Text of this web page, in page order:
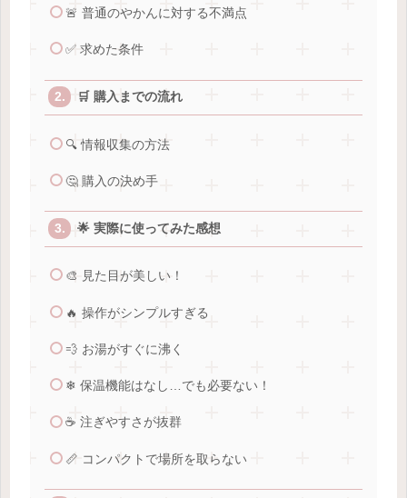
🚨 普通のやかんに対する不満点
✅ 求めた条件
🛒 購入までの流れ
🔍 情報収集の方法
🤔 購入の決め手
🌟 実際に使ってみた感想
🎨 見た目が美しい！
🔥 操作がシンプルすぎる
💨 お湯がすぐに沸く
❄ 保温機能はなし…でも必要ない！
☕ 注ぎやすさが抜群
📏 コンパクトで場所を取らない